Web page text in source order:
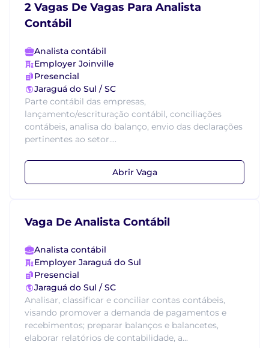
2 Vagas De Vagas Para Analista
Contábil
Analista contábil
Employer Joinville
Presencial
Jaraguá do Sul / SC
Parte contábil das empresas,
lançamento/escrituração contábil, conciliações
contábeis, analisa do balanço, envio das declarações
pertinentes ao setor....
Abrir Vaga
Vaga De Analista Contábil
Analista contábil
Employer Jaraguá do Sul
Presencial
Jaraguá do Sul / SC
Analisar, classificar e conciliar contas contábeis,
visando promover a demanda de pagamentos e
recebimentos; preparar balanços e balancetes,
elaborar relatórios de contabilidade, a...